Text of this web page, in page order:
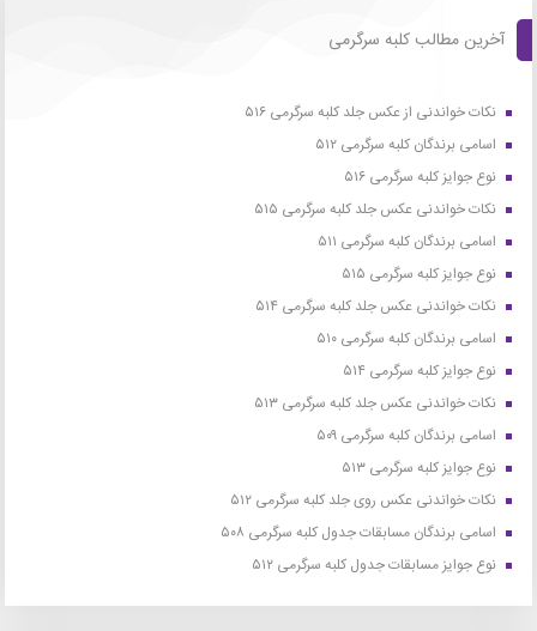
آخرین مطالب کلبه سرگرمی
نکات خواندنی از عکس جلد کلبه سرگرمی ۵۱۶
اسامی برندگان کلبه سرگرمی ۵۱۲
نوع جوایز کلبه سرگرمی ۵۱۶
نکات خواندنی عکس جلد کلبه سرگرمی ۵۱۵
اسامی برندگان کلبه سرگرمی ۵۱۱
نوع جوایز کلبه سرگرمی ۵۱۵
نکات خواندنی عکس جلد کلبه سرگرمی ۵۱۴
اسامی برندگان کلبه سرگرمی ۵۱۰
نوع جوایز کلبه سرگرمی ۵۱۴
نکات خواندنی عکس جلد کلبه سرگرمی ۵۱۳
اسامی برندگان کلبه سرگرمی ۵۰۹
نوع جوایز کلبه سرگرمی ۵۱۳
نکات خواندنی عکس روی جلد کلبه سرگرمی ۵۱۲
اسامی برندگان مسابقات جدول کلبه سرگرمی ۵۰۸
نوع جوایز مسابقات جدول کلبه سرگرمی ۵۱۲